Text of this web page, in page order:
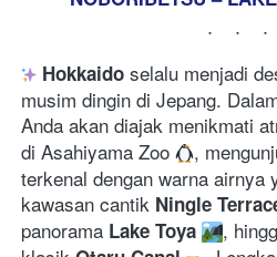
...
Hokkaido selalu menjadi
musim dingin di Jepang.
Anda akan diajak menikmati
di Asahiyama Zoo ,
terkenal dengan warna airnya
kawasan cantik Ningle
panorama Lake Toya
,